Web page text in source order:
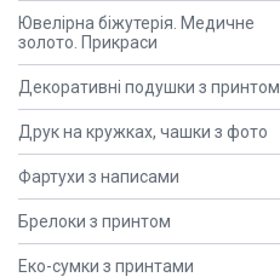
Ювелірна біжутерія. Медичне
золото. Прикраси
Декоративні подушки з принтом
Друк на кружках, чашки з фото
Фартухи з написами
Брелоки з принтом
Еко-сумки з принтами